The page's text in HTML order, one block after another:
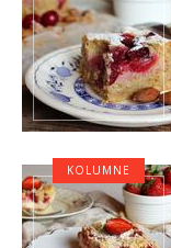
KOLUMNE